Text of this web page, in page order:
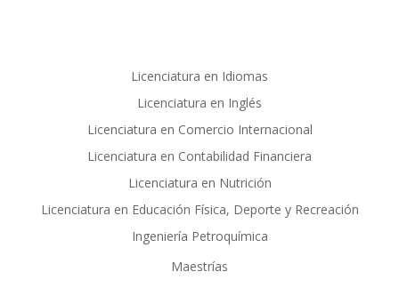
Licenciatura en Idiomas
Licenciatura en Inglés
Licenciatura en Comercio Internacional
Licenciatura en Contabilidad Financiera
Licenciatura en Nutrición
Licenciatura en Educación Física, Deporte y Recreación
Ingeniería Petroquímica
Maestrías